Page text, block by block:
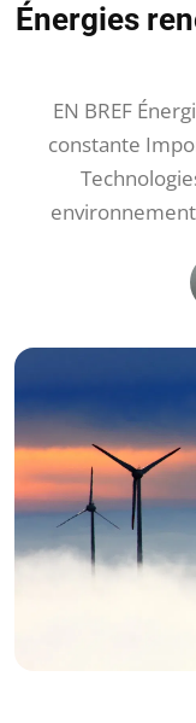
Énergies
EN BREF
constante